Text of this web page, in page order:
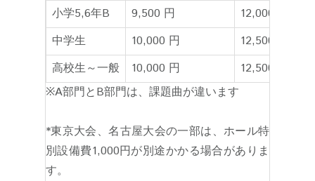
小学5,6年B
9,500 円
12,000 円
中学生
10,000 円
12,500 円
高校生～一般
10,000 円
12,500 円
※A部門とB部門は、課題曲が違います
*東京大会、名古屋大会の一部は、ホール特
別設備費1,000円が別途かかる場合がありま
す。